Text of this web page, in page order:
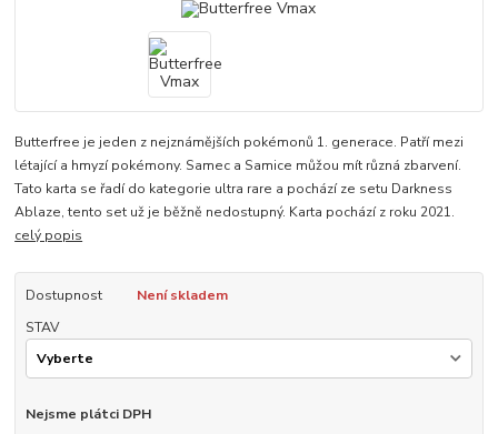
Butterfree je jeden z nejznámějších pokémonů 1. generace. Patří mezi
létající a hmyzí pokémony. Samec a Samice můžou mít různá zbarvení.
Tato karta se řadí do kategorie ultra rare a pochází ze setu Darkness
Ablaze, tento set už je běžně nedostupný. Karta pochází z roku 2021.
celý popis
Dostupnost
Není skladem
STAV
Nejsme plátci DPH